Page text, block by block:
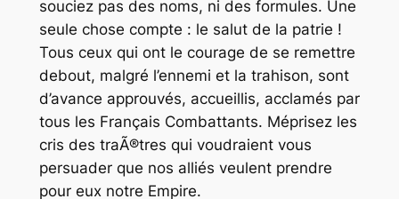
souciez pas des noms, ni des formules. Une
seule chose compte : le salut de la patrie !
Tous ceux qui ont le courage de se remettre
debout, malgré l’ennemi et la trahison, sont
d’avance approuvés, accueillis, acclamés par
tous les Français Combattants. Méprisez les
cris des traÃ®tres qui voudraient vous
persuader que nos alliés veulent prendre
pour eux notre Empire.